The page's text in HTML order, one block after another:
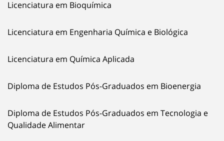
Licenciatura em Bioquímica
Licenciatura em Engenharia Química e Biológica
Licenciatura em Química Aplicada
Diploma de Estudos Pós-Graduados em Bioenergia
Diploma de Estudos Pós-Graduados em Tecnologia e
Qualidade Alimentar